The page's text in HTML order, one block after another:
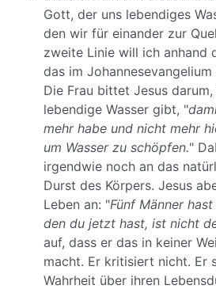
Gott, der uns lebendiges
den wir für einander zur
zweite Linie will ich anhand
das im
Die Frau bittet Jesus
lebendige Wasser gibt, "
mehr habe und nicht mehr
um Wasser zu schöpfen."
irgendwie noch an das
Durst des Körpers. Jesus
Leben an: "Fünf Männer
den du jetzt hast, ist nicht
auf, dass er das in keiner
macht. Er kritisiert nicht. Er
Wahrheit über ihren